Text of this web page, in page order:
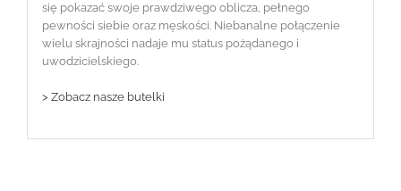
się pokazać swoje prawdziwego oblicza, pełnego
pewności siebie oraz męskości. Niebanalne połączenie
wielu skrajności nadaje mu status pożądanego i
uwodzicielskiego.
> Zobacz nasze butelki